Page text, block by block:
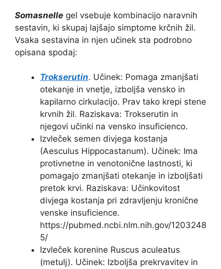
Somasnelle gel vsebuje kombinacijo naravnih
sestavin, ki skupaj lajšajo simptome krčnih žil.
Vsaka sestavina in njen učinek sta podrobno
opisana spodaj:
Trokserutin. Učinek: Pomaga zmanjšati
otekanje in vnetje, izboljša vensko in
kapilarno cirkulacijo. Prav tako krepi stene
krvnih žil. Raziskava: Trokserutin in
njegovi učinki na vensko insuficienco.
Izvleček semen divjega kostanja
(Aesculus Hippocastanum). Učinek: Ima
protivnetne in venotonične lastnosti, ki
pomagajo zmanjšati otekanje in izboljšati
pretok krvi. Raziskava: Učinkovitost
divjega kostanja pri zdravljenju kronične
venske insuficience.
https://pubmed.ncbi.nlm.nih.gov/1203248
5/
Izvleček korenine Ruscus aculeatus
(metulj). Učinek: Izboljša prekrvavitev in